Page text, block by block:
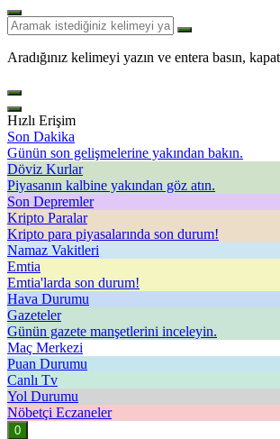
Aradığınız kelimeyi yazın ve entera basın,
Hızlı Erişim
Son Dakika
Günün son gelişmelerine yakından bakın.
Döviz Kurlar
Piyasanın kalbine yakından göz atın.
Son Depremler
Kripto Paralar
Kripto para piyasalarında son durum!
Namaz Vakitleri
Emtia
Emtia'larda son durum!
Hava Durumu
Gazeteler
Günün gazete manşetlerini inceleyin.
Maç Merkezi
Puan Durumu
Canlı Tv
Yol Durumu
Nöbetçi Eczaneler
0